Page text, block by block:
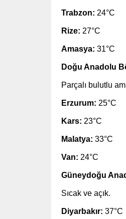
Trabzon: 24°C
Rize: 27°C
Amasya: 31°C
Doğu Anadolu
Parçalı bulutlu
Erzurum: 25°C
Kars: 23°C
Malatya: 33°C
Van: 24°C
Güneydoğu
Sıcak ve açık.
Diyarbakır: 37°C